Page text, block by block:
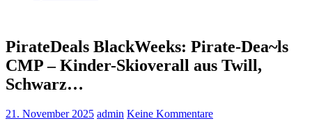
PirateDeals BlackWeeks: Pirate-Dea~ls
CMP – Kinder-Skioverall aus Twill,
Schwarz…
21. November 2025 admin Keine Kommentare